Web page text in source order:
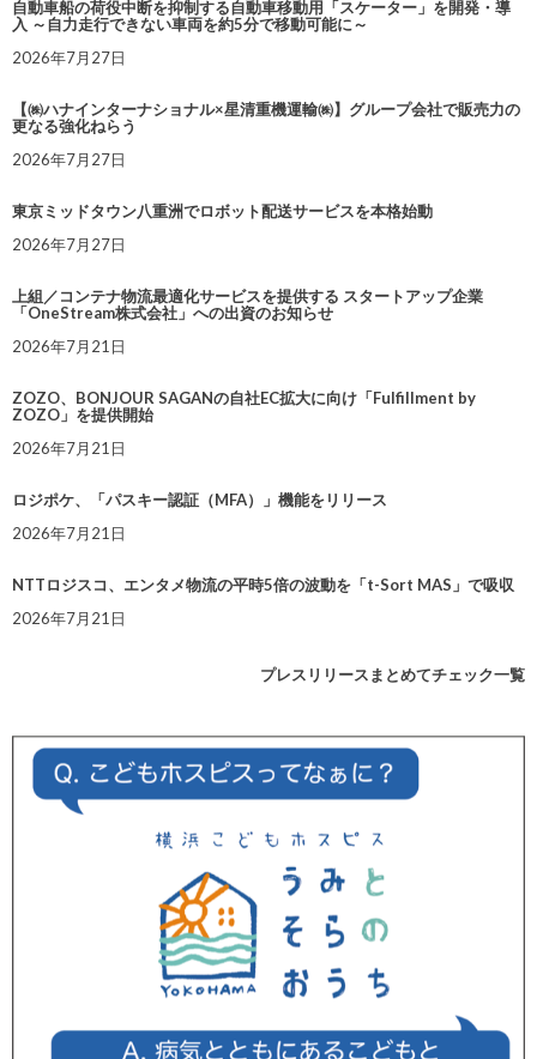
自動車船の荷役中断を抑制する自動車移動用「スケーター」を開発・導
入 ～自力走行できない車両を約5分で移動可能に～
2026年7月27日
【㈱ハナインターナショナル×星清重機運輸㈱】グループ会社で販売力の
更なる強化ねらう
2026年7月27日
東京ミッドタウン八重洲でロボット配送サービスを本格始動
2026年7月27日
上組／コンテナ物流最適化サービスを提供する スタートアップ企業
「OneStream株式会社」への出資のお知らせ
2026年7月21日
ZOZO、BONJOUR SAGANの自社EC拡大に向け「Fulfillment by
ZOZO」を提供開始
2026年7月21日
ロジポケ、「パスキー認証（MFA）」機能をリリース
2026年7月21日
NTTロジスコ、エンタメ物流の平時5倍の波動を「t-Sort MAS」で吸収
2026年7月21日
プレスリリースまとめてチェック一覧